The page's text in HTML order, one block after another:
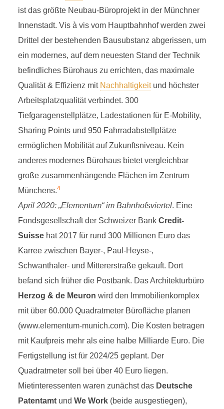
IMFARR
7 Minuten Lesezeit
I
ist das größte Neubau-Büroprojekt in der Münchner
Innenstadt. Vis à vis vom Hauptbahnhof werden zwei
Drittel der bestehenden Bausubstanz abgerissen, um
ein modernes, auf dem neuesten Stand der Technik
befindliches Bürohaus zu errichten, das maximale
Qualität & Effizienz mit Nachhaltigkeitund höchster
Arbeitsplatzqualität verbindet. 300
Tiefgaragenstellplätze, Ladestationen für E-Mobility,
Sharing Points und 950 Fahrradabstellplätze
ermöglichen Mobilität auf Zukunftsniveau. Kein
anderes modernes Bürohaus bietet vergleichbar
große zusammenhängende Flächen im Zentrum
Münchens.4
April 2020: „Elementum“ im Bahnhofsviertel. Eine
Fondsgesellschaft der Schweizer Bank Credit-
Suissehat 2017 für rund 300 Millionen Euro das
Karree zwischen Bayer-, Paul-Heyse-,
Schwanthaler- und Mittererstraße gekauft. Dort
befand sich früher die Postbank. Das Architekturbüro
Herzog & de Meuron wird den Immobilienkomplex
mit über 60.000 Quadratmeter Bürofläche planen
(www.elementum-munich.com). Die Kosten betragen
mit Kaufpreis mehr als eine halbe Milliarde Euro. Die
Fertigstellung ist für 2024/25 geplant. Der
Quadratmeter soll bei über 40 Euro liegen.
Mietinteressenten waren zunächst das Deutsche
Patentamtund We Work(beide ausgestiegen),